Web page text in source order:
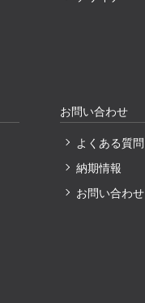
お問い合わせ
よくある質問
納期情報
お問い合わせ